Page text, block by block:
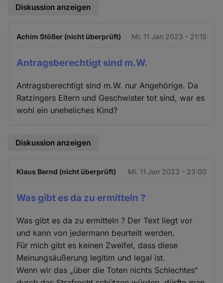
Diskussion anzeigen
Achim Stößer (nicht überprüft) Mi. 11 Jan 2023 - 21:15
Antragsberechtigt sind m.W.
Antragsberechtigt sind m.W. nur Angehörige. Da
Ratzingers Eltern und Geschwister tot sind, war es
wohl ein uneheliches Kind?
Diskussion anzeigen
Klaus Bernd (nicht überprüft) Mi. 11 Jan 2023 - 23:00
Was gibt es da zu ermitteln ?
Was gibt es da zu ermitteln ? Der Text liegt vor
und kann von jedermann beurteilt werden.
Für mich gibt es keinen Zweifel, dass diese
Meinungsäußerung legitim und legal ist.
Wenn wir das „über die Toten nichts Schlechtes“